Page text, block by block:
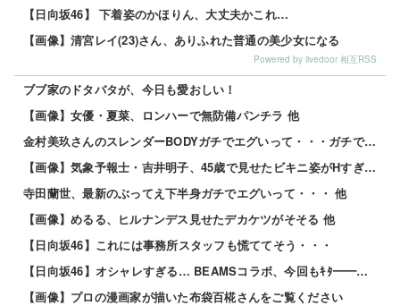
【日向坂46】 下着姿のかほりん、大丈夫かこれ…
【画像】清宮レイ(23)さん、ありふれた普通の美少女になる
Powered by livedoor 相互RSS
ブブ家のドタバタが、今日も愛おしい！
【画像】女優・夏菜、ロンハーで無防備パンチラ 他
金村美玖さんのスレンダーBODYガチでエグいって・・・ガチでエグいって・・・ 他
【画像】気象予報士・吉井明子、45歳で見せたビキニ姿がHすぎる 他
寺田蘭世、最新のぶってえ下半身ガチでエグいって・・・ 他
【画像】めるる、ヒルナンデス見せたデカケツがそそる 他
【日向坂46】これには事務所スタッフも慌ててそう・・・
【日向坂46】オシャレすぎる… BEAMSコラボ、今回もｷﾀ━━━━(ﾟ∀ﾟ)━━━━!!
【画像】プロの漫画家が描いた布袋百椛さんをご覧ください